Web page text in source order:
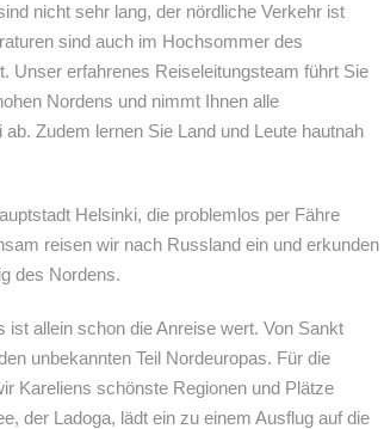
nicht sehr lang, der nördliche Verkehr ist
sind auch im Hochsommer des
Unser erfahrenes Reiseleitungsteam führt Sie
Nordens und nimmt Ihnen alle
Zudem lernen Sie Land und Leute hautnah
Helsinki, die problemlos per Fähre
reisen wir nach Russland ein und erkunden
des Nordens.
allein schon die Anreise wert. Von Sankt
unbekannten Teil Nordeuropas. Für die
Kareliens schönste Regionen und Plätze
der Ladoga, lädt ein zu einem Ausflug auf die